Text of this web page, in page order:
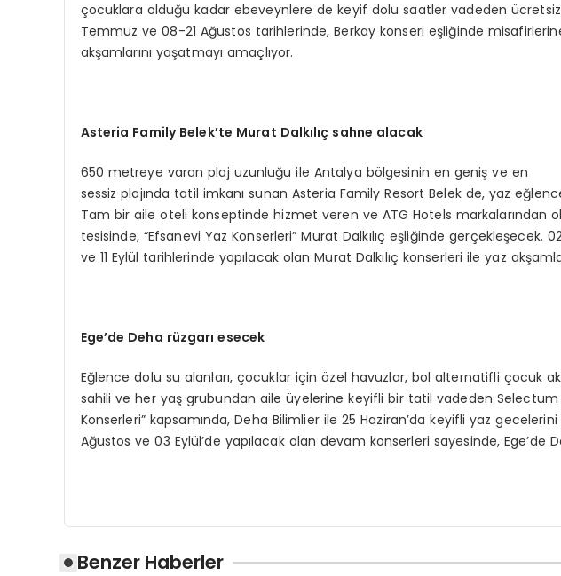
çocuklara olduğu kadar ebeveynlere de keyif dolu saatler vadeden ücretsiz
Temmuz ve 08-21 Ağustos tarihlerinde, Berkay konseri eşliğinde
akşamlarını yaşatmayı amaçlıyor.
Asteria Family Belek’te Murat Dalkılıç sahne alacak
650 metreye varan plaj uzunluğu ile Antalya bölgesinin en geniş ve en
sessiz plajında tatil imkanı sunan Asteria Family Resort Belek de, yaz
Tam bir aile oteli konseptinde hizmet veren ve ATG Hotels markalarından
tesisinde, “Efsanevi Yaz Konserleri” Murat Dalkılıç eşliğinde gerçekleşecek.
ve 11 Eylül tarihlerinde yapılacak olan Murat Dalkılıç konserleri ile yaz
Ege’de Deha rüzgarı esecek
Eğlence dolu su alanları, çocuklar için özel havuzlar, bol alternatifli çocuk
sahili ve her yaş grubundan aile üyelerine keyifli bir tatil vadeden Selectum
Konserleri” kapsamında, Deha Bilimlier ile 25 Haziran’da keyifli yaz
Ağustos ve 03 Eylül’de yapılacak olan devam konserleri sayesinde, Ege’de
Benzer Haberler